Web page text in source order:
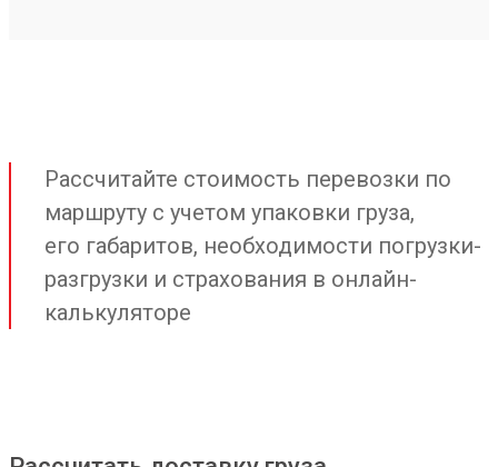
Рассчитайте стоимость перевозки по
маршруту с учетом упаковки груза,
его габаритов, необходимости погрузки-
разгрузки и страхования в онлайн-
калькуляторе